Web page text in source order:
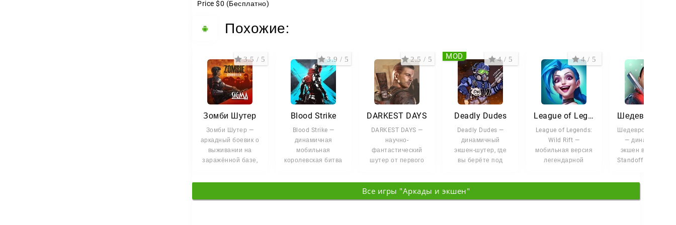
Price $0 (Бесплатно)
Похожие:
Зомби Шутер
Зомби Шутер —
аркадный боевик о
выживании на
заражённой базе,
3.5 / 5
Blood Strike
Blood Strike —
динамичная
мобильная
королевская битва
3.9 / 5
DARKEST DAYS
DARKEST DAYS —
научно-
фантастический
шутер от первого
времени. Вы
играете за
2.5 / 5
Deadly Dudes
Deadly Dudes —
динамичный
экшен-шутер, где
вы берёте под
4 / 5
MOD
League of Legends: Wild Rift
League of Legends:
Wild Rift —
мобильная версия
легендарной
4 / 5
— динамичный
экшен в формате
Standoff 2,
Все игры "Аркады и экшен"